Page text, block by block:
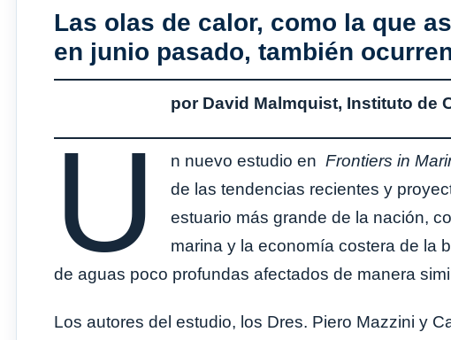
Las olas de calor, como la que
en junio pasado, también
por David Malmquist, Instituto de
U n nuevo estudio en Frontiers in
de las tendencias recientes y
estuario más grande de la nación,
marina y la economía costera de la
de aguas poco profundas afectados de manera
Los autores del estudio, los Dres. Piero Mazzini y